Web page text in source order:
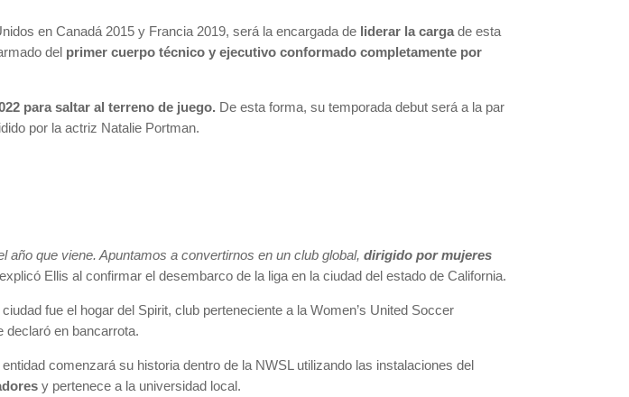
en Canadá 2015 y Francia 2019, será la encargada de liderar la cargade esta
del primer cuerpo técnico y ejecutivo conformado completamente por
para saltar al terreno de juego. De esta forma, su temporada debut será a la par
por la actriz Natalie Portman.
año que viene. Apuntamos a convertirnos en un club global,dirigido por mujeres
Ellis al confirmar el desembarco de la liga en la ciudad del estado de California.
fue el hogar del Spirit, club perteneciente a la Women’s United Soccer
declaró en bancarrota.
comenzará su historia dentro de la NWSL utilizando las instalaciones del
y pertenece a la universidad local.